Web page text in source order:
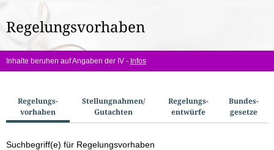
hier:
Regelungsvorhaben
Inhalte beruhen auf Angaben der IV - Infos
u
c
Regelungs­
vorhaben
Stellungnahmen/​
Gutachten
Regelungs­
entwürfe
Bundes­
gesetze
Suchbegriff(e) für Regelungsvorhaben